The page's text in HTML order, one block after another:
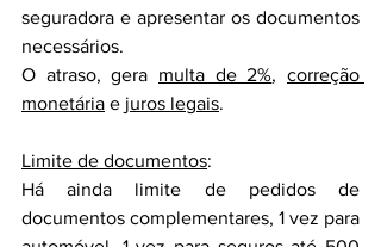
seguradora e apresentar os documentos
necessários.
O atraso, gera multa de 2%, correção
monetária e juros legais.
Limite de documentos:
Há ainda limite de pedidos de
documentos complementares, 1 vez para